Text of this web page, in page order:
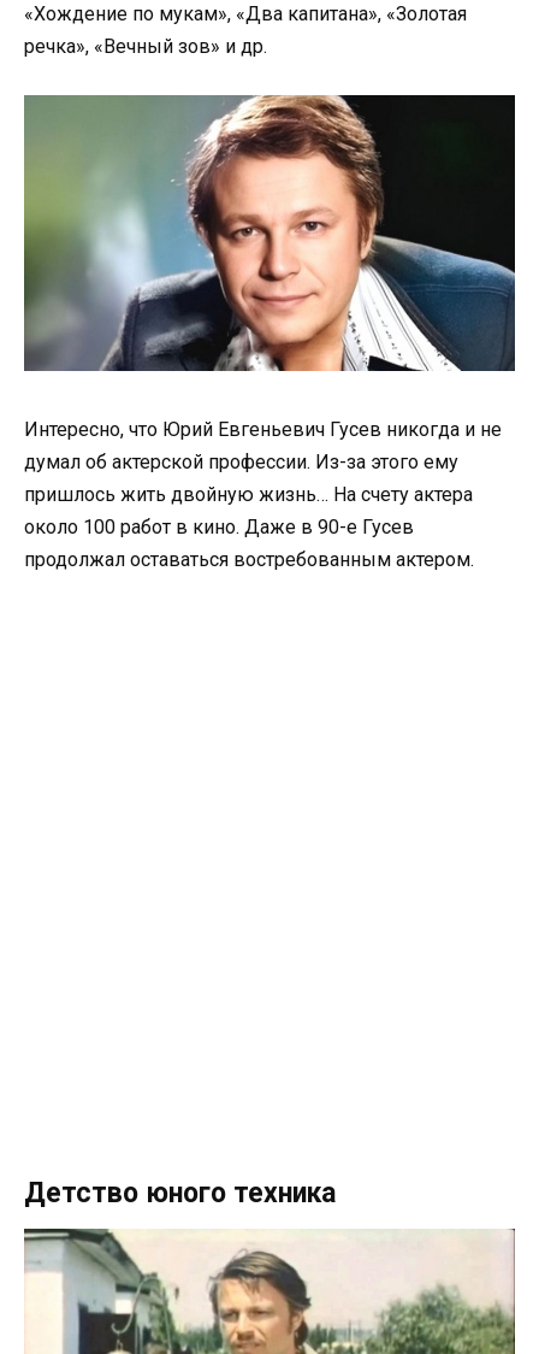
«Хождение по мукам», «Два капитана», «Золотая
речка», «Вечный зов» и др.
Интересно, что Юрий Евгеньевич Гусев никогда и не
думал об актерской профессии. Из-за этого ему
пришлось жить двойную жизнь… На счету актера
около 100 работ в кино. Даже в 90-е Гусев
продолжал оставаться востребованным актером.
Детство юного техника